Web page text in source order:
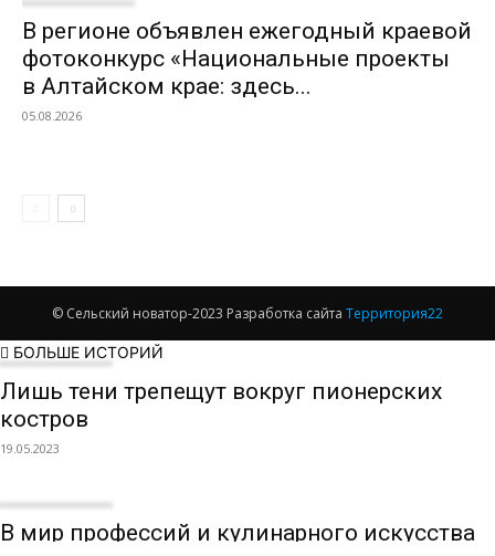
В регионе объявлен ежегодный краевой
фотоконкурс «Национальные проекты
в Алтайском крае: здесь...
05.08.2026
© Сельский новатор-2023 Разработка сайта Территория22
БОЛЬШЕ ИСТОРИЙ
Лишь тени трепещут вокруг пионерских
костров
19.05.2023
В мир профессий и кулинарного искусства